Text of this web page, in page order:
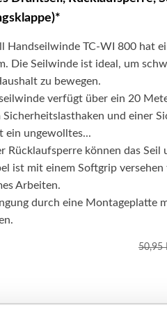
Handseilwinde TC-WI 800 hat
Die Seilwinde ist ideal, um
zu bewegen.
verfügt über ein 20
Sicherheitslasthaken und einer
ein ungewolltes...
Rücklaufsperre können das
ist mit einem Softgrip
Arbeiten.
durch eine Montageplatte
50,95